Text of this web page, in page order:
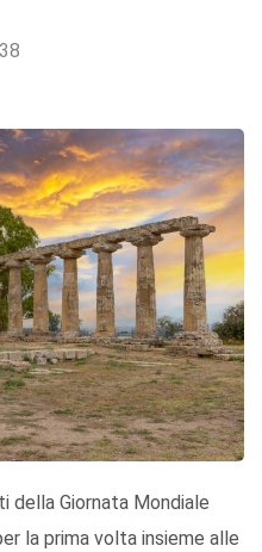
della Giornata Mondiale
la prima volta insieme alle